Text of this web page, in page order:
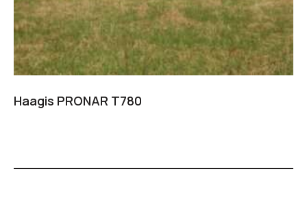
Haagis PRONAR T780